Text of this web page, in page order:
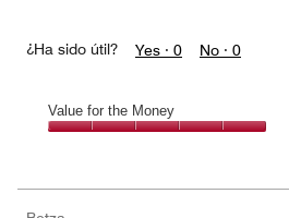
¿Ha sido útil? Yes · 0 No · 0
Value for the Money